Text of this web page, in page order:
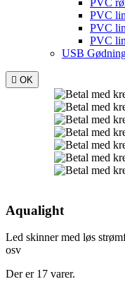
PVC
PVC
PVC
PVC
USB
 OK
Aqualight
Led skinner med løs
osv
Der er 17 varer.